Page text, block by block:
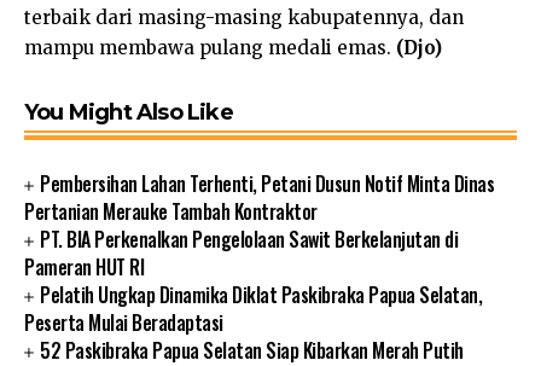
terbaik dari masing-masing kabupatennya, dan
mampu membawa pulang medali emas. (Djo)
You Might Also Like
Pembersihan Lahan Terhenti, Petani Dusun Notif Minta Dinas
Pertanian Merauke Tambah Kontraktor
PT. BIA Perkenalkan Pengelolaan Sawit Berkelanjutan di
Pameran HUT RI
Pelatih Ungkap Dinamika Diklat Paskibraka Papua Selatan,
Peserta Mulai Beradaptasi
52 Paskibraka Papua Selatan Siap Kibarkan Merah Putih